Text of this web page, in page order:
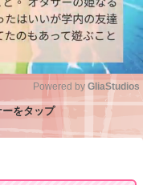
u
Powered by GliaStudios
をタップ